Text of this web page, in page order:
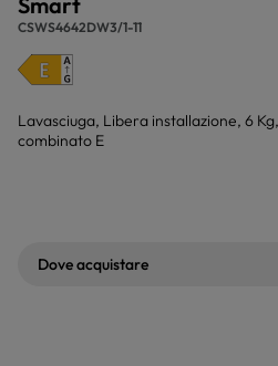
CSWS4642DW3/1-11
Lavasciuga, Libera installazione, 6
combinato E
Dove acquistare